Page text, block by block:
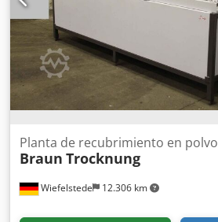
Wiefelstede 12.306 km
Planta de recubrimiento en polvo
Braun Trocknung